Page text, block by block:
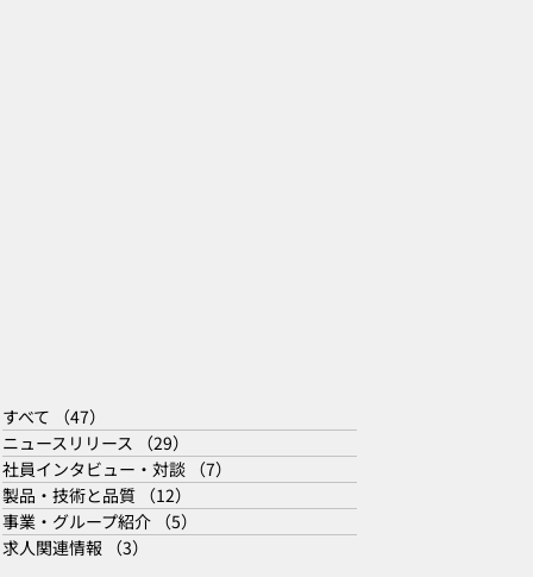
すべて （47）
ニュースリリース
（29）
社員インタビュー・対談
（7）
製品・技術と品質
（12）
事業・グループ紹介
（5）
求人関連情報
（3）